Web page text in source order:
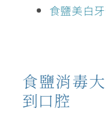
食鹽美白
食鹽消毒
到口腔